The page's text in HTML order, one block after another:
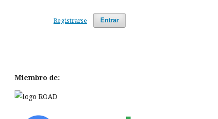
Entrar
Registrarse
Miembro de: